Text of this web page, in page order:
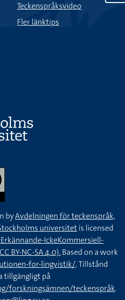
Teckenspråksvideo
Fler länktips
byAvdelningen för teckenspråk,
universitetis licensed
IckeKommersiell-
BY-NC-SA 4.0).Based on a work
for-lingvistik/. Tillstånd
tillgängligt på
forskningsämnen/teckenspråk.